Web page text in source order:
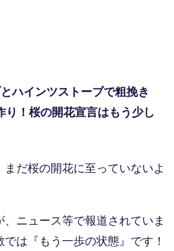
ハインツストーブで粗挽き
り！桜の開花宣言はもう少し
まだ桜の開花に至っていないよ
、ニュース等で報道されていま
は『もう一歩の状態』です！